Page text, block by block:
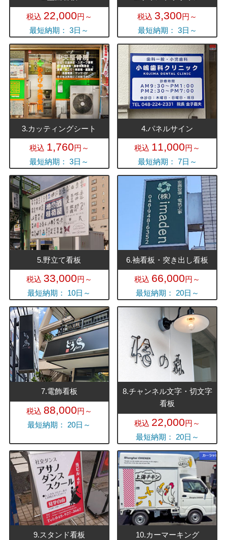
税込 22,000円～
最短納期： 3日～
税込3,300円～
最短納期： 3日～
3.カッティングシート
税込 1,760円～
最短納期： 3日～
4.パネルサイン
税込 11,000円～
最短納期： 7日～
5.野立て看板
税込 33,000円～
最短納期： 10日～
6.袖看板・突き出し看板
税込 66,000円～
最短納期： 20日～
7.電飾看板
税込 88,000円～
最短納期： 20日～
8.チャンネル文字・切文字
看板
税込 22,000円～
最短納期： 20日～
9.スタンド看板 10.カーマーキング